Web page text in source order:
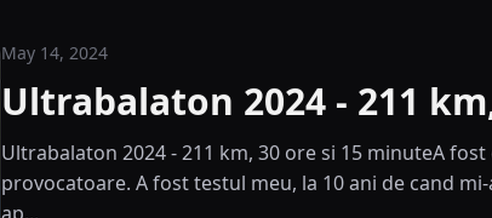
May 14, 2024
Ultrabalaton 2024 - 211
Ultrabalaton 2024 - 211 km, 30 ore si 15 minuteA
provocatoare. A fost testul meu, la 10 ani de cand